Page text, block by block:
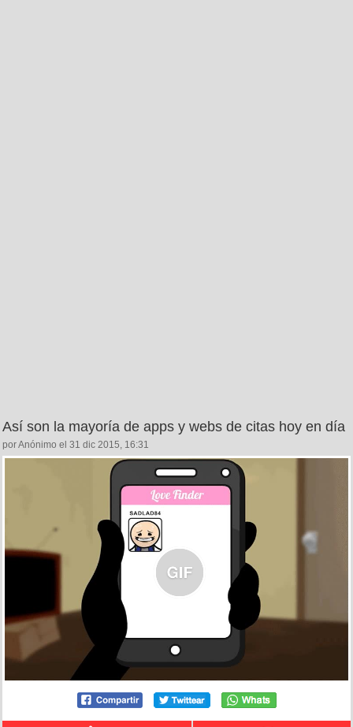
Así son la mayoría de apps y webs de citas hoy en día
por Anónimo el 31 dic 2015, 16:31